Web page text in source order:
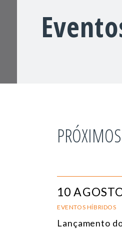
PRÓXIMOS
10
EVENTOS HÍBRIDOS
Lançamento